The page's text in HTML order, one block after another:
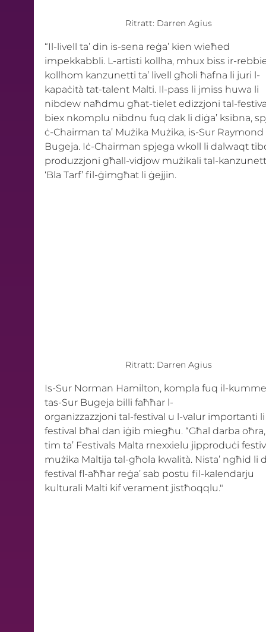
Ritratt: Darren Agius
“Il-livell ta’ din is-sena reġa’ kien wieħed
impekkabbli. L-artisti kollha, mhux biss ir-
kollhom kanzunetti ta’ livell għoli ħafna li juri l-
kapaċità tat-talent Malti. Il-pass li jmiss huwa li
nibdew naħdmu għat-tielet edizzjoni tal-
biex nkomplu nibdnu fuq dak li diġa’ ksibna,
ċ-Chairman ta’ Mużika Mużika, is-Sur Raymond
Bugeja. Iċ-Chairman spjega wkoll li dalwaqt
produzzjoni għall-vidjow mużikali tal-
‘Bla Tarf’ fil-ġimgħat li ġejjin.
Ritratt: Darren Agius
Is-Sur Norman Hamilton, kompla fuq il-
tas-Sur Bugeja billi faħħar l-
organizzazzjoni tal-festival u l-valur importanti
festival bħal dan iġib miegħu. “Għal darba
tim ta’ Festivals Malta rnexxielu jipproduċi
mużika Maltija tal-għola kwalità. Nista’ ngħid li
festival fl-aħħar reġa’ sab postu fil-kalendarju
kulturali Malti kif verament jistħoqqlu."